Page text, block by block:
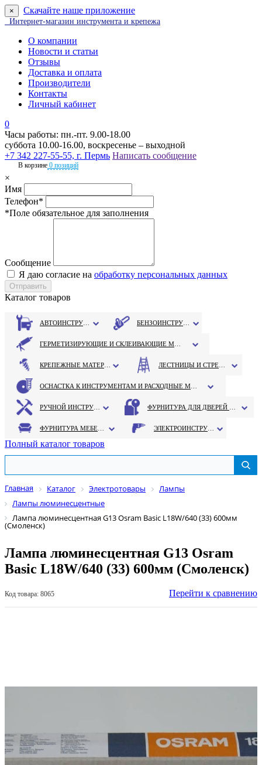
× Скачайте наше приложение
Интернет-магазин инструмента и крепежа
О компании
Новости и статьи
Отзывы
Доставка и оплата
Производители
Контакты
Личный кабинет
0
Часы работы: пн.-пт. 9.00-18.00
суббота 10.00-16.00, воскресенье – выходной
+7 342 227-55-55, г. Пермь Написать сообщение
В корзине 0 позиций
×
Имя
Телефон*
*Поле обязательное для заполнения
Сообщение
Я даю согласие на обработку персональных данных
Каталог товаров
Полный каталог товаров
Главная Каталог Электротовары
Лампы
Лампы люминесцентные
Лампа люминесцентная G13 Osram Basic L18W/640 (33) 600мм
(Смоленск)
Лампа люминесцентная G13 Osram
Basic L18W/640 (33) 600мм (Смоленск)
Код товара: 8065 Перейти к сравнению